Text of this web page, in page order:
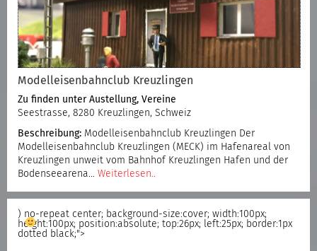
Modelleisenbahnclub Kreuzlingen
Zu finden unter Austellung, Vereine
Seestrasse, 8280 Kreuzlingen, Schweiz
Beschreibung: Modelleisenbahnclub Kreuzlingen Der
Modelleisenbahnclub Kreuzlingen (MECK) im Hafenareal von
Kreuzlingen unweit vom Bahnhof Kreuzlingen Hafen und der
Bodenseearena… Weiterlesen..
) no-repeat center; background-size:cover; width:100px;
height:100px; position:absolute; top:26px; left:25px; border:1px
dotted black;">